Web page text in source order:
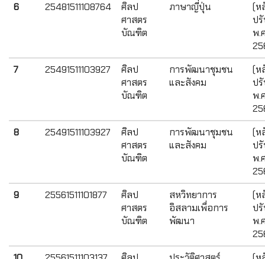
6
25481511108764
ศิลป
ศาสตร
บัณฑิต
ภาษาญี่ปุ่น
(ห
ป
พ.
7
25491511103927
ศิลป
ศาสตร
บัณฑิต
การพัฒนาชุมชน
และสังคม
(ห
ป
พ.
8
25491511103927
ศิลป
ศาสตร
บัณฑิต
การพัฒนาชุมชน
และสังคม
(ห
ป
พ.
9
25561511101877
ศิลป
ศาสตร
บัณฑิต
สหวิทยาการ
อิสลามเพื่อการ
พัฒนา
(ห
ป
พ.